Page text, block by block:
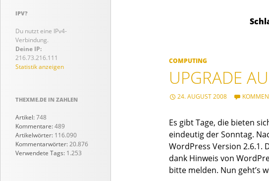
COMPUTING
UPGRADE
24. AUGUST 2008
Es gibt Tage, die bieten
eindeutig der Sonntag.
WordPress Version 2.6.1.
dank Hinweis von
bitte melden. Nun geht’s
IPV?
Du nutzt eine IPv4-
Verbindung.
Deine IP:
216.73.216.111
Statistik anzeigen
THEXME.DE IN ZAHLEN
Artikel:748
Kommentare:489
Artikelwörter: 116.090
Kommentarwörter:20.876
Verwendete Tags: 1.253